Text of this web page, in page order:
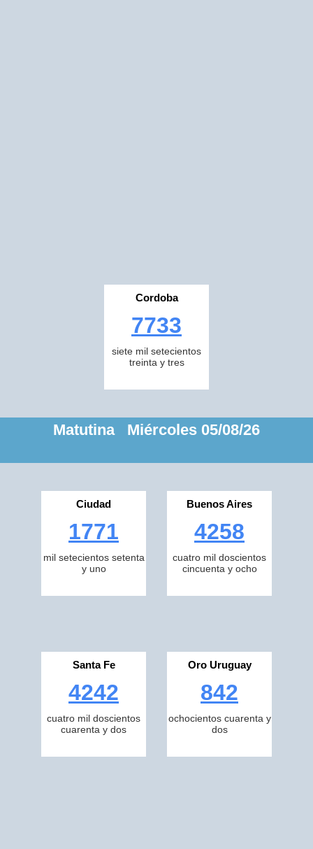
Cordoba
7733
siete mil setecientos
treinta y tres
Matutina Miércoles 05/08/26
Ciudad
1771
mil setecientos setenta
y uno
Buenos Aires
4258
cuatro mil doscientos
cincuenta y ocho
Santa Fe
4242
cuatro mil doscientos
cuarenta y dos
Oro Uruguay
842
ochocientos cuarenta y
dos